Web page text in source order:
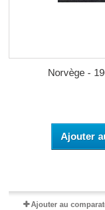
Norvège -
Ajouter
Ajouter au